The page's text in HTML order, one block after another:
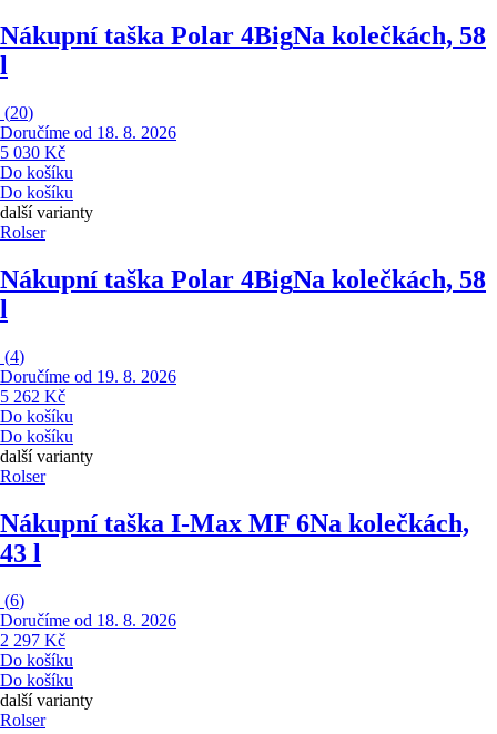
Nákupní taška Polar 4BigNa kolečkách, 58
l
(20)
Doručíme od 18. 8. 2026
5 030 Kč
Do košíku
Do košíku
další varianty
Rolser
Nákupní taška Polar 4BigNa kolečkách, 58
l
(4)
Doručíme od 19. 8. 2026
5 262 Kč
Do košíku
Do košíku
další varianty
Rolser
Nákupní taška I-Max MF 6Na kolečkách,
43 l
(6)
Doručíme od 18. 8. 2026
2 297 Kč
Do košíku
Do košíku
další varianty
Rolser